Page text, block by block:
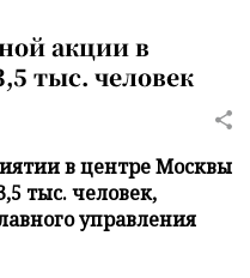
акции в
тыс. человек
в центре Москвы
тыс. человек,
управления